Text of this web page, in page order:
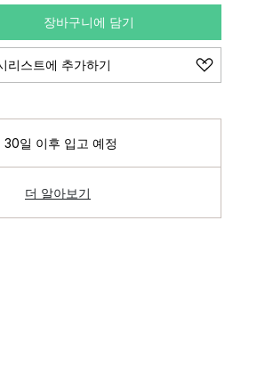
장바구니에 담기
리스트에 추가하기
30일 이후 입고 예정
더 알아보기